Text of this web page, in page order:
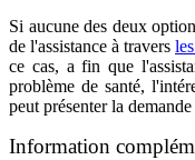
Si aucune des deux
de l'assistance à travers
ce cas, a fin que
problème de santé,
peut présenter la
Information